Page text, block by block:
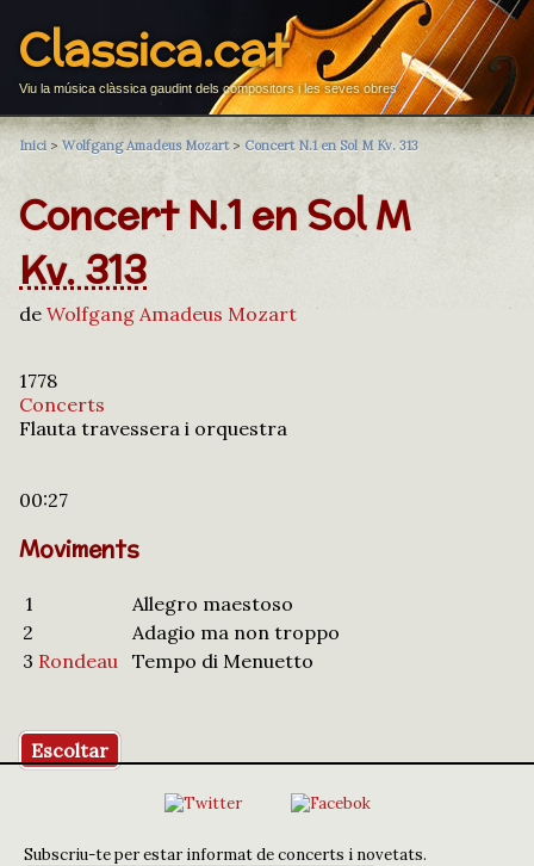
Classica.cat
Viu la música clàssica gaudint dels compositors i les seves obres
Inici > Wolfgang Amadeus Mozart> Concert N.1 en Sol M Kv. 313
Concert N.1 en Sol M
Kv. 313
de Wolfgang Amadeus Mozart
1778
Concerts
Flauta travessera i orquestra
00:27
Moviments
1
Allegro maestoso
2
Adagio ma non troppo
3 Rondeau Tempo di Menuetto
Escoltar
Subscriu-te per estar informat de concerts i novetats.